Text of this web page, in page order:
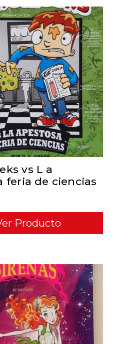
TO CART
vs L a
feria de ciencias
Producto
TO CART